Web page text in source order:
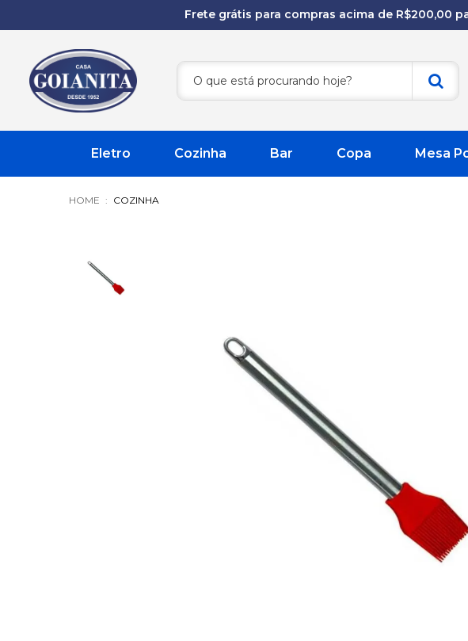
Frete grátis para compras acima de R$200,00
Eletro Cozinha Bar Copa Mesa
COZINHA